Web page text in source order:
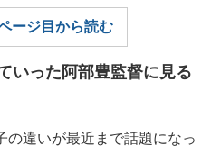
ージ目から読む
いった阿部豊監督に見る
違いが最近まで話題になっ